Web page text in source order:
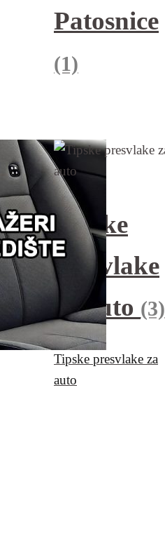
Patosnice
(1)
Tipske
presvlake
za auto (3)
Tipske presvlake za
auto